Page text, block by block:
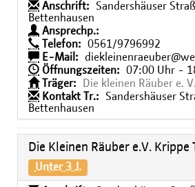
Anschrift:
Sandershäuser
Bettenhausen
Ansprechp.:
Telefon:
0561/9796992
E-Mail:
Öffnungszeiten:
07:00 Uhr -
Träger:
Die kleinen Räuber e. V.
Kontakt Tr.:
Sandershäuser
Bettenhausen
Die Kleinen Räuber e.V. Krippe
Unter 3 J.